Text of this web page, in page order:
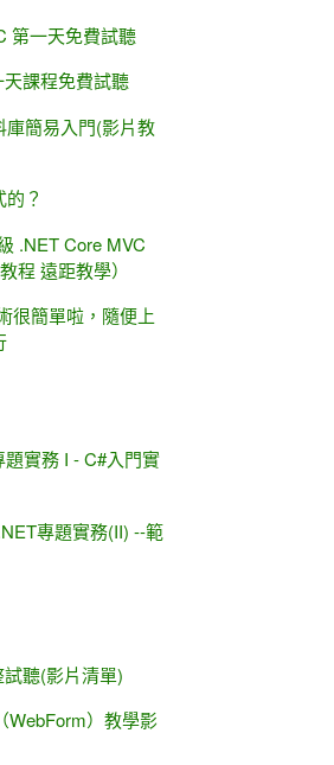
第一天免費試聽
課程免費試聽
庫簡易入門(影片教
？
.NET Core MVC
程 遠距教學）
很簡單啦，隨便上
實務 I - C#入門實
專題實務(II) --範
聽(影片清單)
WebForm）教學影